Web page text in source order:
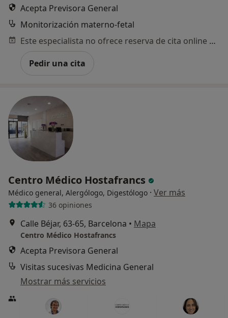
Acepta Previsora General
Monitorización materno-fetal
Este especialista no ofrece reserva de cita online en esta dirección.
Pedir una cita
Centro Médico Hostafrancs
Médico general, Alergólogo, Digestólogo · Ver más
36 opiniones
Calle Béjar, 63-65, Barcelona • Mapa
Centro Médico Hostafrancs
Acepta Previsora General
Visitas sucesivas Medicina General
Mostrar más servicios